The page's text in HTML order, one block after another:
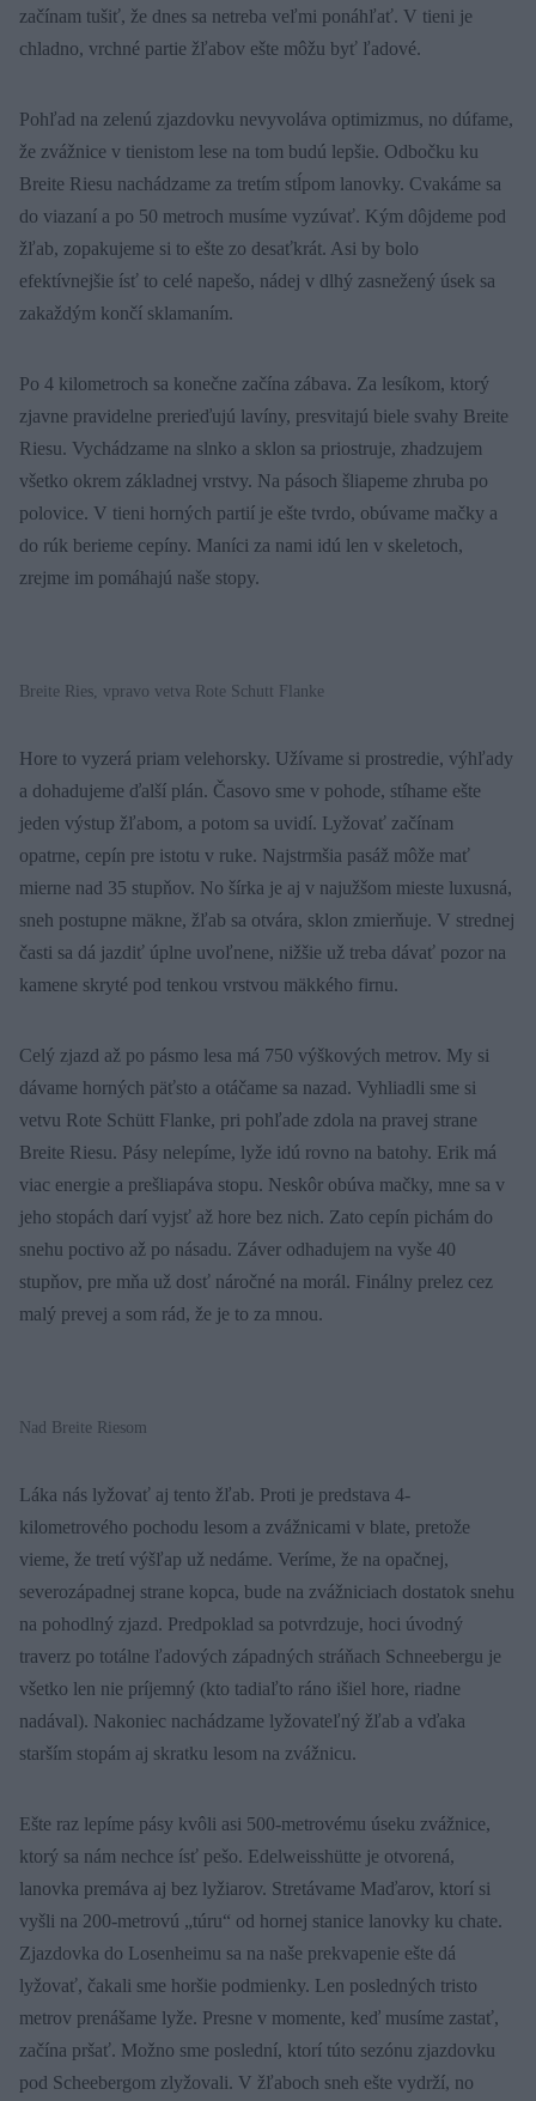
začínam tušiť, že dnes sa netreba veľmi ponáhľať. V tieni je
chladno, vrchné partie žľabov ešte môžu byť ľadové.
Pohľad na zelenú zjazdovku nevyvoláva optimizmus, no dúfame,
že zvážnice v tienistom lese na tom budú lepšie. Odbočku ku
Breite Riesu nachádzame za tretím stĺpom lanovky. Cvakáme sa
do viazaní a po 50 metroch musíme vyzúvať. Kým dôjdeme pod
žľab, zopakujeme si to ešte zo desaťkrát. Asi by bolo
efektívnejšie ísť to celé napešo, nádej v dlhý zasnežený úsek sa
zakaždým končí sklamaním.
Po 4 kilometroch sa konečne začína zábava. Za lesíkom, ktorý
zjavne pravidelne prerieďujú lavíny, presvitajú biele svahy Breite
Riesu. Vychádzame na slnko a sklon sa priostruje, zhadzujem
všetko okrem základnej vrstvy. Na pásoch šliapeme zhruba po
polovice. V tieni horných partií je ešte tvrdo, obúvame mačky a
do rúk berieme cepíny. Maníci za nami idú len v skeletoch,
zrejme im pomáhajú naše stopy.
Breite Ries, vpravo vetva Rote Schutt Flanke
Hore to vyzerá priam velehorsky. Užívame si prostredie, výhľady
a dohadujeme ďalší plán. Časovo sme v pohode, stíhame ešte
jeden výstup žľabom, a potom sa uvidí. Lyžovať začínam
opatrne, cepín pre istotu v ruke. Najstrmšia pasáž môže mať
mierne nad 35 stupňov. No šírka je aj v najužšom mieste luxusná,
sneh postupne mäkne, žľab sa otvára, sklon zmierňuje. V strednej
časti sa dá jazdiť úplne uvoľnene, nižšie už treba dávať pozor na
kamene skryté pod tenkou vrstvou mäkkého firnu.
Celý zjazd až po pásmo lesa má 750 výškových metrov. My si
dávame horných päťsto a otáčame sa nazad. Vyhliadli sme si
vetvu Rote Schütt Flanke, pri pohľade zdola na pravej strane
Breite Riesu. Pásy nelepíme, lyže idú rovno na batohy. Erik má
viac energie a prešliapáva stopu. Neskôr obúva mačky, mne sa v
jeho stopách darí vyjsť až hore bez nich. Zato cepín pichám do
snehu poctivo až po násadu. Záver odhadujem na vyše 40
stupňov, pre mňa už dosť náročné na morál. Finálny prelez cez
malý prevej a som rád, že je to za mnou.
Nad Breite Riesom
Láka nás lyžovať aj tento žľab. Proti je predstava 4-
kilometrového pochodu lesom a zvážnicami v blate, pretože
vieme, že tretí výšľap už nedáme. Veríme, že na opačnej,
severozápadnej strane kopca, bude na zvážniciach dostatok snehu
na pohodlný zjazd. Predpoklad sa potvrdzuje, hoci úvodný
traverz po totálne ľadových západných stráňach Schneebergu je
všetko len nie príjemný (kto tadiaľto ráno išiel hore, riadne
nadával). Nakoniec nachádzame lyžovateľný žľab a vďaka
starším stopám aj skratku lesom na zvážnicu.
Ešte raz lepíme pásy kvôli asi 500-metrovému úseku zvážnice,
ktorý sa nám nechce ísť pešo. Edelweisshütte je otvorená,
lanovka premáva aj bez lyžiarov. Stretávame Maďarov, ktorí si
vyšli na 200-metrovú „túru“ od hornej stanice lanovky ku chate.
Zjazdovka do Losenheimu sa na naše prekvapenie ešte dá
lyžovať, čakali sme horšie podmienky. Len posledných tristo
metrov prenášame lyže. Presne v momente, keď musíme zastať,
začína pršať. Možno sme poslední, ktorí túto sezónu zjazdovku
pod Scheebergom zlyžovali. V žľaboch sneh ešte vydrží, no